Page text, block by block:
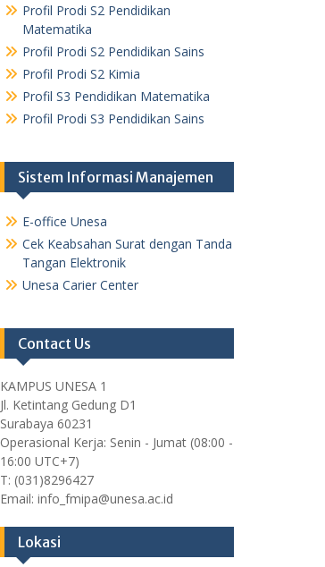
Profil Prodi S2 Pendidikan
Matematika
Profil Prodi S2 Pendidikan Sains
Profil Prodi S2 Kimia
Profil S3 Pendidikan Matematika
Profil Prodi S3 Pendidikan Sains
Sistem Informasi Manajemen
E-office Unesa
Cek Keabsahan Surat dengan Tanda
Tangan Elektronik
Unesa Carier Center
Contact Us
KAMPUS UNESA 1
Jl. Ketintang Gedung D1
Surabaya 60231
Operasional Kerja: Senin - Jumat (08:00 -
16:00 UTC+7)
T: (031)8296427
Email: info_fmipa@unesa.ac.id
Lokasi